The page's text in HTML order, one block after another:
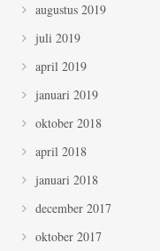
augustus 2019
juli 2019
april 2019
januari 2019
oktober 2018
april 2018
januari 2018
december 2017
oktober 2017